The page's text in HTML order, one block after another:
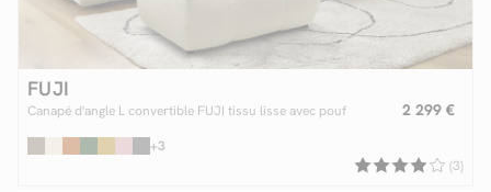
FUJI
Canapé d'angle L convertible FUJI tissu lisse avec pouf 2 299 €
+3
(3)